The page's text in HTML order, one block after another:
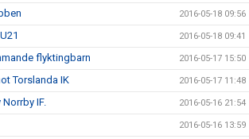
2016-05-18 09:56
2016-05-18 09:41
flyktingbarn 2016-05-17 15:50
Torslanda IK 2016-05-17 11:48
IF. 2016-05-16 21:54
2016-05-16 13:59